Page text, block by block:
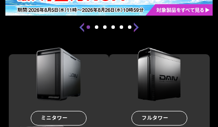
ミニタワー フルタワー